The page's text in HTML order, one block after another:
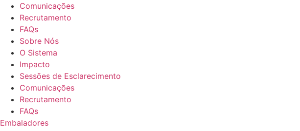
Comunicações
Recrutamento
FAQs
Sobre Nós
O Sistema
Impacto
Sessões de Esclarecimento
Comunicações
Recrutamento
FAQs
Embaladores